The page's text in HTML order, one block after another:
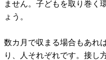
ません。子どもを取り巻く
ょう。
数カ月で収まる場合もあれ
り、人それぞれです。接し